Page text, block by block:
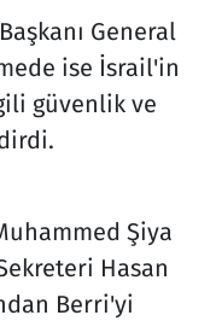
General
ise İsrail'in
güvenlik ve
Şiya
Hasan
Berri'yi